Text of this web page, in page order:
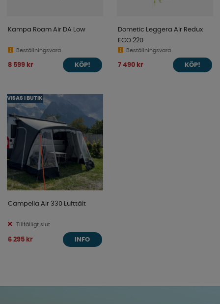
Kampa Roam Air DA Low
Beställningsvara
8 599 kr KÖP!
Dometic Leggera Air Redux
ECO 220
Beställningsvara
7 490 kr KÖP!
VISAS I BUTIK
Campella Air 330 Lufttält
Tillfälligt slut
6 295 kr INFO